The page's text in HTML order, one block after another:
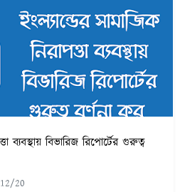
ব্যবস্থায় বিভারিজ রিপোর্টের গুরুত্ব
20